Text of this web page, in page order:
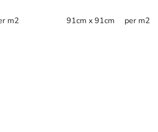
m2 91cm x 91cm per m2